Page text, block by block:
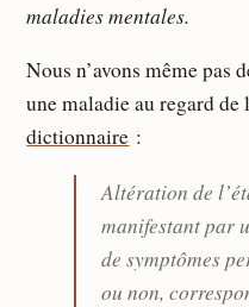
maladies mentales.
Nous n’avons même pas
une maladie au regard
dictionnaire :
Altération de
manifestant par
de symptômes
ou non,